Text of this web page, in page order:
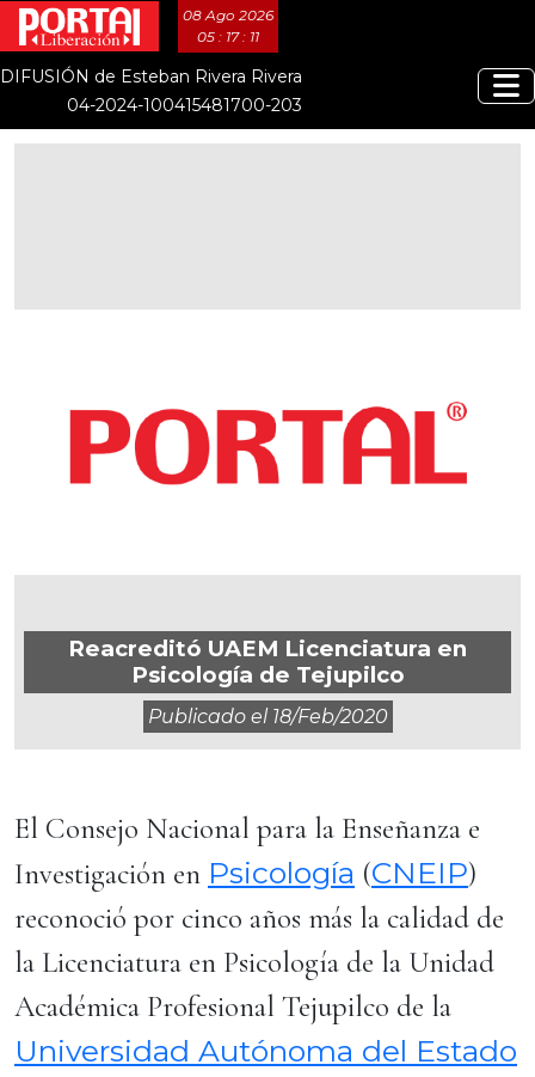
08 Ago 2026
05 : 17 : 11
DIFUSIÓN de Esteban Rivera Rivera
04-2024-100415481700-203
Reacreditó UAEM Licenciatura en
Psicología de Tejupilco
Publicado el 18/feb/2020
El Consejo Nacional para la Enseñanza e
Investigación en Psicología (CNEIP)
reconoció por cinco años más la calidad de
la Licenciatura en Psicología de la Unidad
Académica Profesional Tejupilco de la
Universidad Autónoma del Estado